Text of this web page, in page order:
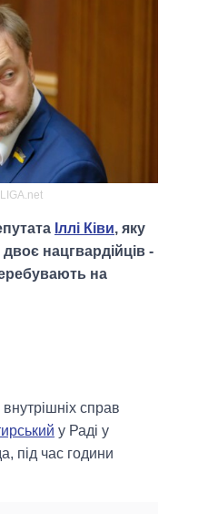
Іллі Ківи, яку
нацгвардійців -
на
справ
у Раді у
під час години